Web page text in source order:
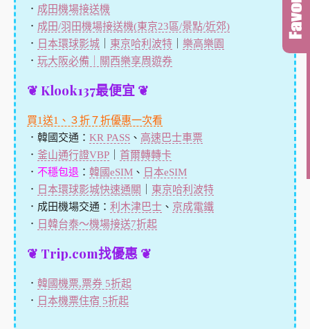
． 成田機場接送機
． 成田/羽田機場接送機(東京23區/景點/近郊)
． 日本環球影城｜ 東京哈利波特｜ 樂高樂園
． 玩大阪必備｜關西樂享周遊券
❦ Klook137最便宜 ❦
買1送1、３折７折優惠一次看
．韓國交通： KR PASS、 高速巴士車票
． 釜山通行證VBP｜ 首爾轉轉卡
． 不穩包退 ： 韓國eSIM、 日本eSIM
． 日本環球影城快速通關
東京哈利波特
．成田機場交通： 利木津巴士、 京成電鐵
． 日韓台泰～機場接送7折起
❦ Trip.com找優惠 ❦
． 韓國機票,票券 5折起
． 日本機票住宿 5折起